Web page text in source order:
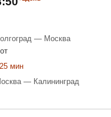
— Москва
мин
— Калининград